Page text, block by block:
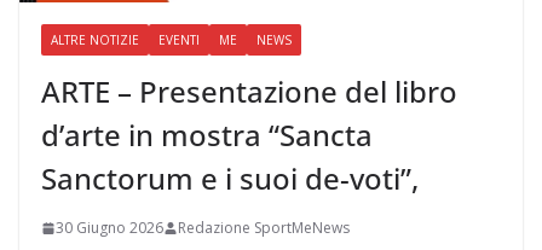
ALTRE NOTIZIE EVENTI ME NEWS
ARTE – Presentazione del libro
d’arte in mostra “Sancta
Sanctorum e i suoi de-voti”,
30 Giugno 2026 Redazione SportMeNews